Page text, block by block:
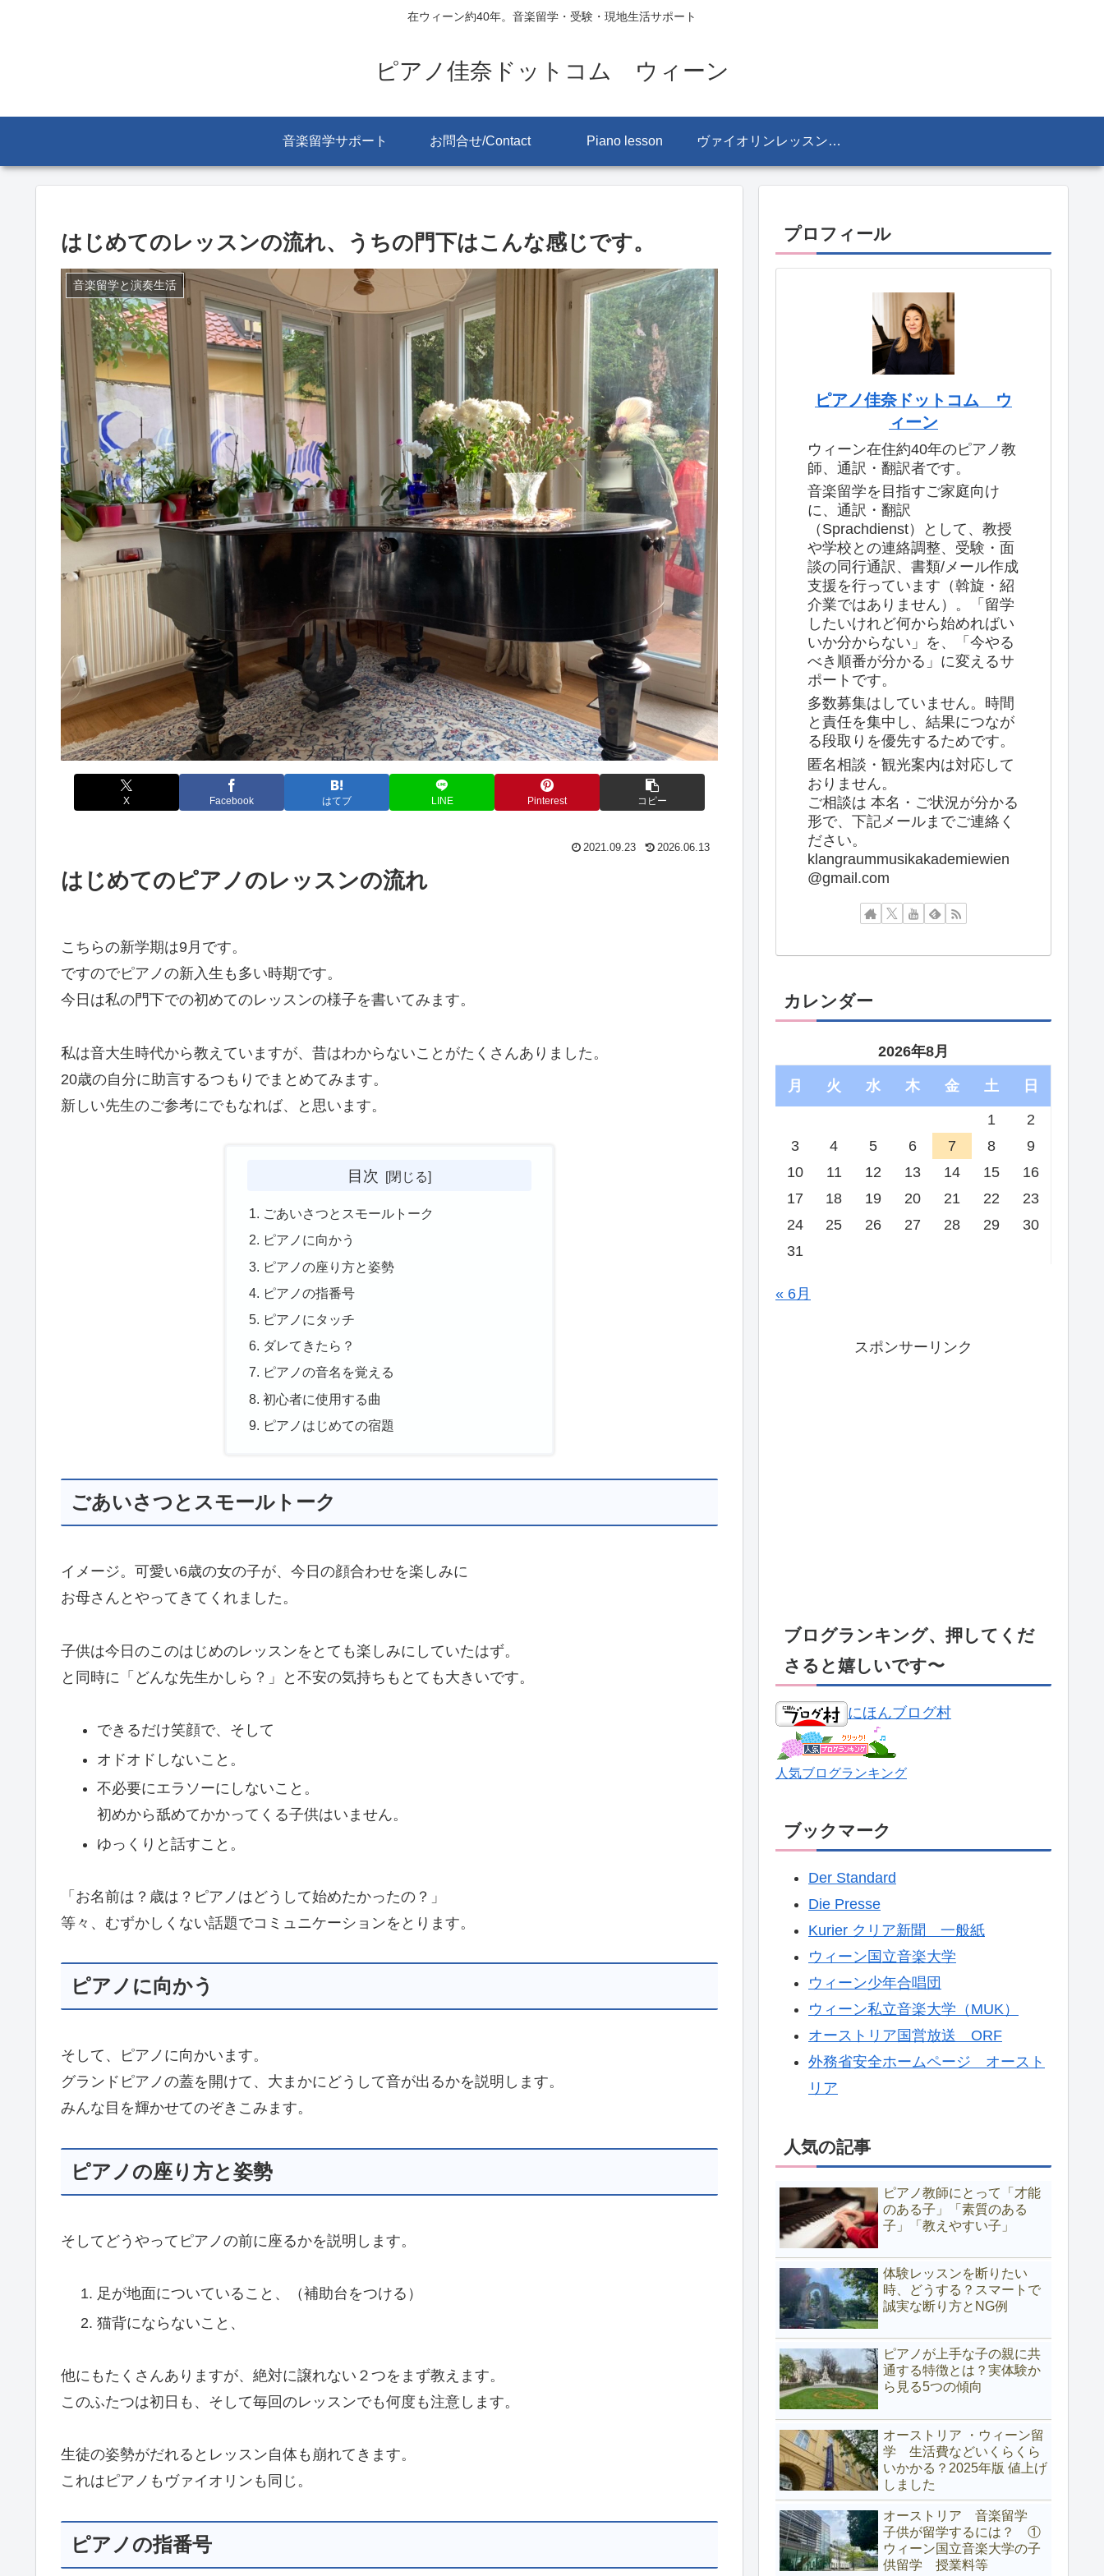
在ウィーン約40年。音楽留学・受験・現地生活サポート
ピアノ佳奈ドットコム ウィーン
音楽留学サポート お問合せ/Contact Piano lesson ヴァイオリンレッスン／リザ・マリア Lisa-Maria SEKINE
はじめてのレッスンの流れ、うちの門下はこんな感じです。
音楽留学と演奏生活
X Facebook はてブ LINE Pinterest コピー
2021.09.23 2026.06.13
はじめてのピアノのレッスンの流れ
こちらの新学期は9月です。
ですのでピアノの新入生も多い時期です。
今日は私の門下での初めてのレッスンの様子を書いてみます。
私は音大生時代から教えていますが、昔はわからないことがたくさんありました。
20歳の自分に助言するつもりでまとめてみます。
新しい先生のご参考にでもなれば、と思います。
目次
ごあいさつとスモールトーク
ピアノに向かう
ピアノの座り方と姿勢
ピアノの指番号
ピアノにタッチ
ダレてきたら？
ピアノの音名を覚える
初心者に使用する曲
ピアノはじめての宿題
ごあいさつとスモールトーク
イメージ。可愛い6歳の女の子が、今日の顔合わせを楽しみに
お母さんとやってきてくれました。
子供は今日のこのはじめのレッスンをとても楽しみにしていたはず。
と同時に「どんな先生かしら？」と不安の気持ちもとても大きいです。
できるだけ笑顔で、そして
オドオドしないこと。
不必要にエラソーにしないこと。
初めから舐めてかかってくる子供はいません。
ゆっくりと話すこと。
「お名前は？歳は？ピアノはどうして始めたかったの？」
等々、むずかしくない話題でコミュニケーションをとります。
ピアノに向かう
そして、ピアノに向かいます。
グランドピアノの蓋を開けて、大まかにどうして音が出るかを説明します。
みんな目を輝かせてのぞきこみます。
ピアノの座り方と姿勢
そしてどうやってピアノの前に座るかを説明します。
足が地面についていること、（補助台をつける）
猫背にならないこと、
他にもたくさんありますが、絶対に譲れない２つをまず教えます。
このふたつは初日も、そして毎回のレッスンでも何度も注意します。
生徒の姿勢がだれるとレッスン自体も崩れてきます。
これはピアノもヴァイオリンも同じ。
ピアノの指番号
プロフィール
ピアノ佳奈ドットコム ウ
ィーン
ウィーン在住約40年のピアノ教
師、通訳・翻訳者です。
音楽留学を目指すご家庭向け
に、通訳・翻訳
（Sprachdienst）として、教授
や学校との連絡調整、受験・面
談の同行通訳、書類/メール作成
支援を行っています（斡旋・紹
介業ではありません）。「留学
したいけれど何から始めればい
いか分からない」を、「今やる
べき順番が分かる」に変えるサ
ポートです。
多数募集はしていません。時間
と責任を集中し、結果につなが
る段取りを優先するためです。
匿名相談・観光案内は対応して
おりません。
ご相談は 本名・ご状況が分かる
形で、下記メールまでご連絡く
ださい。
klangraummusikakademiewien
@gmail.com
カレンダー
2026年8月
月 火 水 木 金 土 日
1
2
3
4 5 6 7 8
9
10
11 12 13 14 15
16
17
18 19 20 21 22
23
24
25 26 27 28 29
30
31
« 6月
スポンサーリンク
ブログランキング、押してくだ
さると嬉しいです〜
にほんブログ村
人気ブログランキング
ブックマーク
Der Standard
Die Presse
Kurier クリア新聞 一般紙
ウィーン国立音楽大学
ウィーン少年合唱団
ウィーン私立音楽大学（MUK）
オーストリア国営放送 ORF
外務省安全ホームページ オースト
リア
人気の記事
ピアノ教師にとって「才能
のある子」「素質のある
子」「教えやすい子」
体験レッスンを断りたい
時、どうする？スマートで
誠実な断り方とNG例
ピアノが上手な子の親に共
通する特徴とは？実体験か
ら見る5つの傾向
オーストリア ・ウィーン留
学 生活費などいくらくら
いかかる？2025年版 値上げ
しました
オーストリア 音楽留学
子供が留学するには？ ①
ウィーン国立音楽大学の子
供留学 授業料等